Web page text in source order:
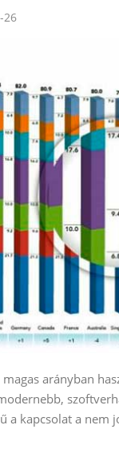
26
arányban
a kapcsolat a nem